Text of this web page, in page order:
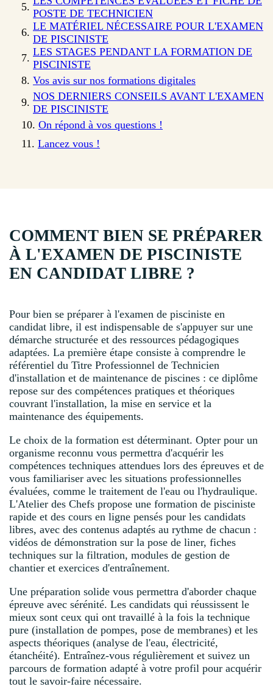
POSTE DE TECHNICIEN
LE MATÉRIEL NÉCESSAIRE POUR L'EXAMEN
DE PISCINISTE
LES STAGES PENDANT LA FORMATION DE
PISCINISTE
Vos avis sur nos formations digitales
NOS DERNIERS CONSEILS AVANT L'EXAMEN
DE PISCINISTE
On répond à vos questions !
Lancez vous !
COMMENT BIEN SE PRÉPARER
À L'EXAMEN DE PISCINISTE
EN CANDIDAT LIBRE ?
Pour bien se préparer à l'examen de pisciniste en
candidat libre, il est indispensable de s'appuyer sur une
démarche structurée et des ressources pédagogiques
adaptées. La première étape consiste à comprendre le
référentiel du Titre Professionnel de Technicien
d'installation et de maintenance de piscines : ce diplôme
repose sur des compétences pratiques et théoriques
couvrant l'installation, la mise en service et la
maintenance des équipements.
Le choix de la formation est déterminant. Opter pour un
organisme reconnu vous permettra d'acquérir les
compétences techniques attendues lors des épreuves et de
vous familiariser avec les situations professionnelles
évaluées, comme le traitement de l'eau ou l'hydraulique.
L'Atelier des Chefs propose une formation de pisciniste
rapide et des cours en ligne pensés pour les candidats
libres, avec des contenus adaptés au rythme de chacun :
vidéos de démonstration sur la pose de liner, fiches
techniques sur la filtration, modules de gestion de
chantier et exercices d'entraînement.
Une préparation solide vous permettra d'aborder chaque
épreuve avec sérénité. Les candidats qui réussissent le
mieux sont ceux qui ont travaillé à la fois la technique
pure (installation de pompes, pose de membranes) et les
aspects théoriques (analyse de l'eau, électricité,
étanchéité). Entraînez-vous régulièrement et suivez un
parcours de formation adapté à votre profil pour acquérir
tout le savoir-faire nécessaire.